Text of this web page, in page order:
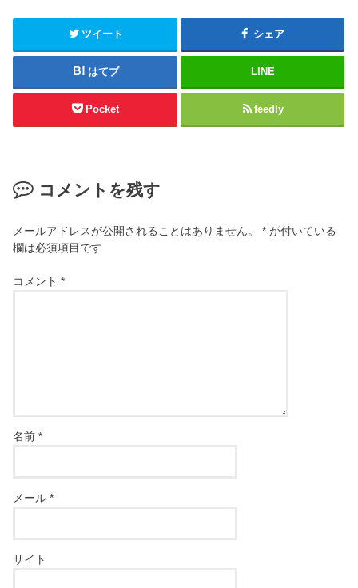
ツイート シェア
はてブ LINE
Pocket feedly
コメントを残す
メールアドレスが公開されることはありません。 * が付いている
欄は必須項目です
コメント*
名前*
メール*
サイト